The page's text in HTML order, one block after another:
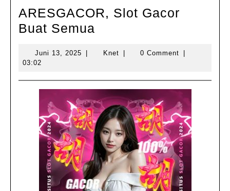
ARESGACOR, Slot Gacor
Buat Semua
Gacor
Semua
Juni 13, 2025 Juni
KnetKnet 0 Comment
03:02